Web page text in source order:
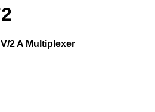
2 A Multiplexer